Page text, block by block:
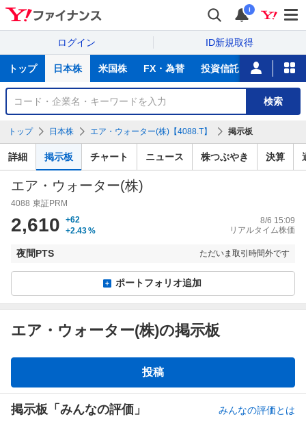
i
ログイン ID新規取得
サ
トップ 日本株 米国株 FX・為替 投資信託 ニュース
銘
検
索
検索
トップ 日本株 エア・ウォーター(株)【4088.T】 掲示板
詳細 掲示板 チャート ニュース 株つぶやき 決算
エア・ウォーター(株)
4088 東証PRM
2,610
+62
+2.43%
8/6 15:09
リアルタイム株価
夜間PTS ただいま取引時間外です
ポートフォリオ追加
エア・ウォーター(株)の掲示板
板
投稿
掲示板「みんなの評価」 みんなの評価とは